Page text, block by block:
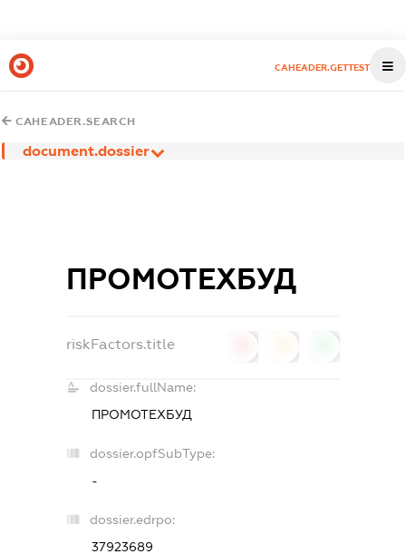
CAHEADER.GETTEST
CAHEADER.SEARCH
document.dossier
ПРОМОТЕХБУД
riskFactors.title
dossier.fullName:
ПРОМОТЕХБУД
dossier.opfSubType:
-
dossier.edrpo:
37923689